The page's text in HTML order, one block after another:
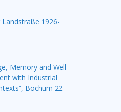
Landstraße 1926-
Memory and Well-
with Industrial
Bochum 22. –